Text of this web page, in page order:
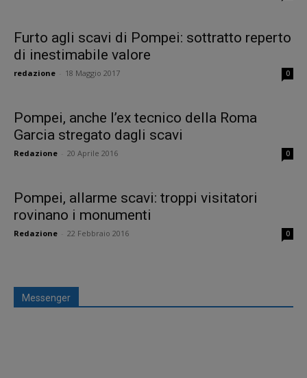
Furto agli scavi di Pompei: sottratto reperto
di inestimabile valore
redazione 18 Maggio 2017 0
Pompei, anche l’ex tecnico della Roma
Garcia stregato dagli scavi
Redazione 20 Aprile 2016 0
Pompei, allarme scavi: troppi visitatori
rovinano i monumenti
Redazione 22 Febbraio 2016 0
Messenger